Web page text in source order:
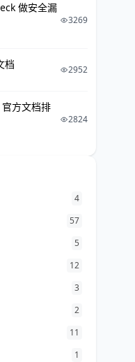
做安全漏
3269
档 2952
方文档排
2824
4
57
5
12
3
2
11
1